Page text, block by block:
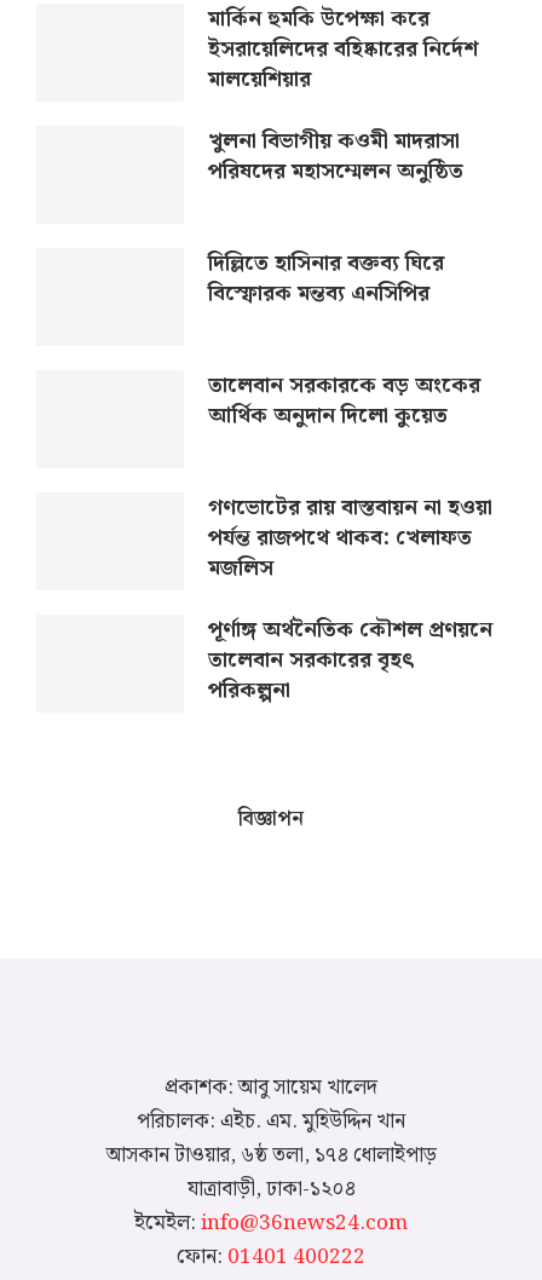
মার্কিন হুমকি উপেক্ষা করে
ইসরায়েলিদের বহিষ্কারের নির্দেশ
মালয়েশিয়ার
খুলনা বিভাগীয় কওমী মাদরাসা
পরিষদের মহাসম্মেলন অনুষ্ঠিত
দিল্লিতে হাসিনার বক্তব্য ঘিরে
বিস্ফোরক মন্তব্য এনসিপির
তালেবান সরকারকে বড় অংকের
আর্থিক অনুদান দিলো কুয়েত
গণভোটের রায় বাস্তবায়ন না হওয়া
পর্যন্ত রাজপথে থাকব: খেলাফত
মজলিস
পূর্ণাঙ্গ অর্থনৈতিক কৌশল প্রণয়নে
তালেবান সরকারের বৃহৎ
পরিকল্পনা
বিজ্ঞাপন
প্রকাশক: আবু সায়েম খালেদ
পরিচালক: এইচ. এম. মুহিউদ্দিন খান
আসকান টাওয়ার, ৬ষ্ঠ তলা, ১৭৪ ধোলাইপাড়
যাত্রাবাড়ী, ঢাকা-১২০৪
ইমেইল:info@36news24.com
ফোন: 01401 400222